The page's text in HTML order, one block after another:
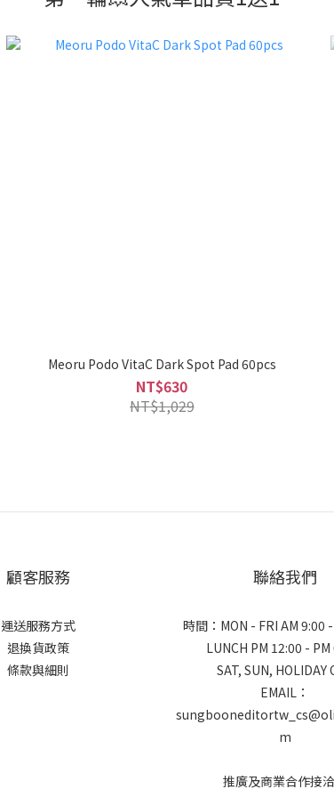
Meoru Podo VitaC Dark Spot Pad 60pcs
NT$630
NT$1,029
顧客服務
運送服務方式
退換貨政策
條款與細則
聯絡我們
時間：MON - FRI AM 9:00
LUNCH PM 12:00 - PM
SAT, SUN, HOLIDAY
EMAIL：
m
推廣及商業合作接洽